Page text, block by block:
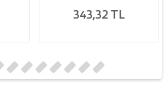
343,32 TL